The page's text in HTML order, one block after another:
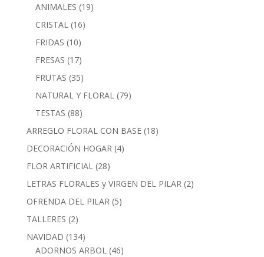
ANIMALES 1919
CRISTAL 1616
FRIDAS 1010
productos
FRESAS 1717
productos
FRUTAS 3535
productos
NATURAL Y FLORAL 7979
TESTAS 8888
productos
ARREGLO FLORAL CON BASE 1818
DECORACIÓN HOGAR 44
FLOR ARTIFICIAL 2828
productos
LETRAS FLORALES y VIRGEN DEL PILAR 22
OFRENDA DEL PILAR 55
TALLERES 22
productos
NAVIDAD 134134
productos
ADORNOS ARBOL 4646